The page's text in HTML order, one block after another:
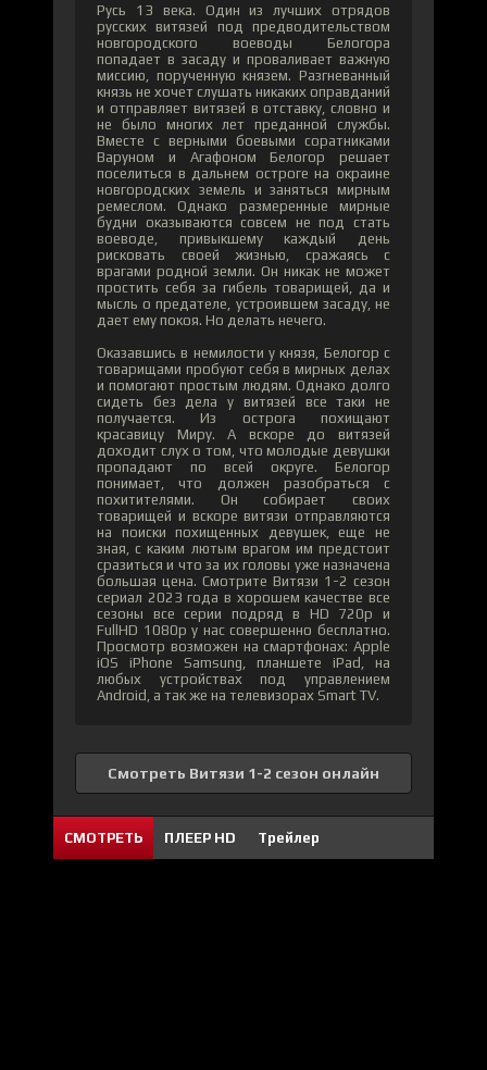
Русь 13 века. Один из лучших отрядов
русских витязей под предводительством
новгородского воеводы Белогора
попадает в засаду и проваливает важную
миссию, порученную князем. Разгневанный
князь не хочет слушать никаких оправданий
и отправляет витязей в отставку, словно и
не было многих лет преданной службы.
Вместе с верными боевыми соратниками
Варуном и Агафоном Белогор решает
поселиться в дальнем остроге на окраине
новгородских земель и заняться мирным
ремеслом. Однако размеренные мирные
будни оказываются совсем не под стать
воеводе, привыкшему каждый день
рисковать своей жизнью, сражаясь с
врагами родной земли. Он никак не может
простить себя за гибель товарищей, да и
мысль о предателе, устроившем засаду, не
дает ему покоя. Но делать нечего.
Оказавшись в немилости у князя, Белогор с
товарищами пробуют себя в мирных делах
и помогают простым людям. Однако долго
сидеть без дела у витязей все таки не
получается. Из острога похищают
красавицу Миру. А вскоре до витязей
доходит слух о том, что молодые девушки
пропадают по всей округе. Белогор
понимает, что должен разобраться с
похитителями. Он собирает своих
товарищей и вскоре витязи отправляются
на поиски похищенных девушек, еще не
зная, с каким лютым врагом им предстоит
сразиться и что за их головы уже назначена
большая цена. Смотрите Витязи 1-2 сезон
сериал 2023 года в хорошем качестве все
сезоны все серии подряд в HD 720p и
FullHD 1080p у нас совершенно бесплатно.
Просмотр возможен на смартфонах: Apple
iOS iPhone Samsung, планшете iPad, на
любых устройствах под управлением
Android, а так же на телевизорах Smart TV.
Смотреть Витязи 1-2 сезон онлайн
СМОТРЕТЬ ПЛЕЕР HD Трейлер